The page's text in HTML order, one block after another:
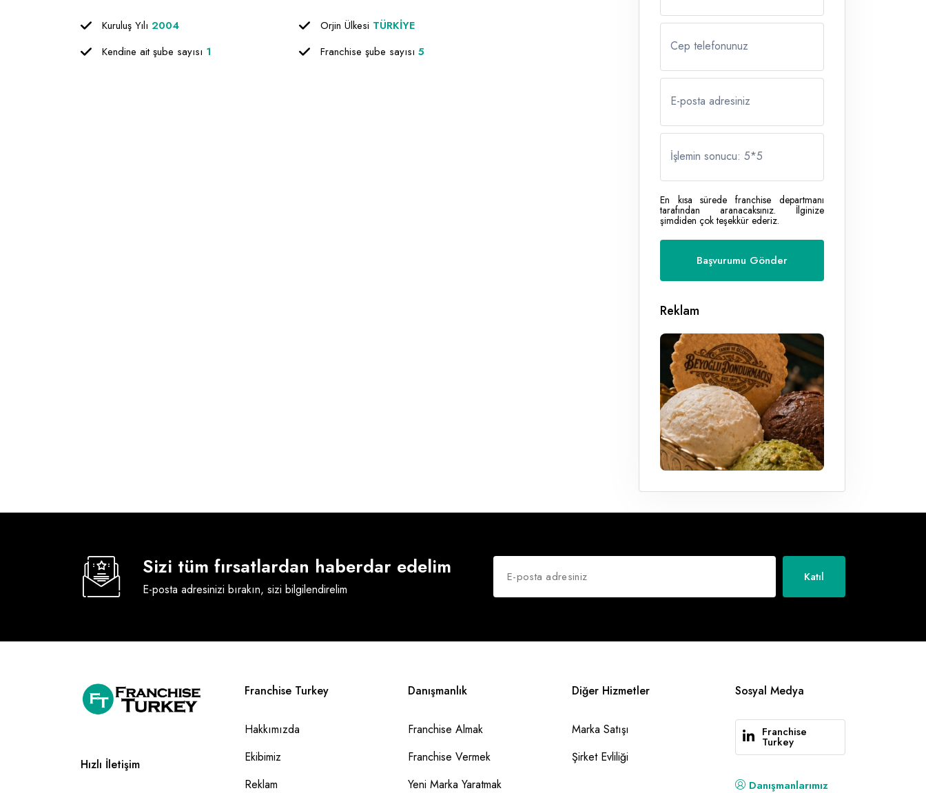
Kuruluş Yılı 2004 Orjin Ülkesi TÜRKİYE
Kendine ait şube sayısı 1 Franchise şube sayısı 5 Cep telefonunuz
E-posta adresiniz
İşlemin sonucu: 5*5
En kısa sürede franchise departmanı
tarafından aranacaksınız. İlginize
şimdiden çok teşekkür ederiz.
Reklam
Sizi tüm fırsatlardan haberdar edelim
E-posta adresinizi bırakın, sizi bilgilendirelim
Katıl
Hızlı İletişim
Franchise Turkey
Hakkımızda
Ekibimiz
Reklam
Danışmanlık
Franchise Almak
Franchise Vermek
Yeni Marka Yaratmak
Diğer Hizmetler
Marka Satışı
Şirket Evliliği
Sosyal Medya
Franchise
Turkey
Danışmanlarımız